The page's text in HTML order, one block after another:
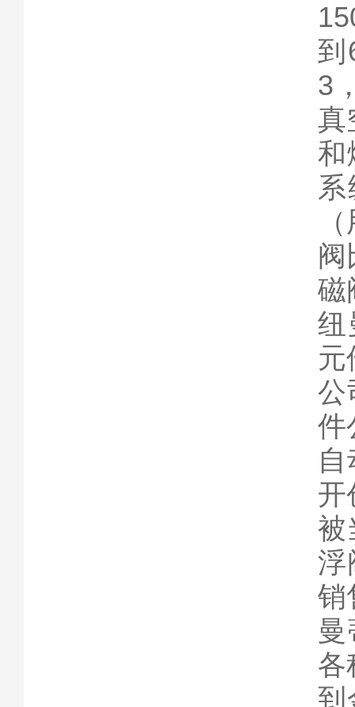
到
3
真
和
阀
磁
纽
元
公
件
开
被
浮
销
各
到